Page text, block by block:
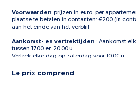
Voorwaarden: prijzen in euro, per
plaatse te betalen in contanten: €200 (in
aan het einde van het verblijf
Aankomst- en vertrektijden : Aankomst
tussen 17.00 en 20.00 u.
Vertrek elke dag op zaterdag voor 10.00 u.
Le prix comprend